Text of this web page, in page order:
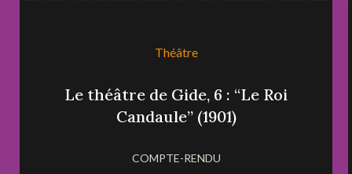
Théâtre
Le théâtre de Gide, 6 : “Le Roi
Candaule” (1901)
COMPTE-RENDU